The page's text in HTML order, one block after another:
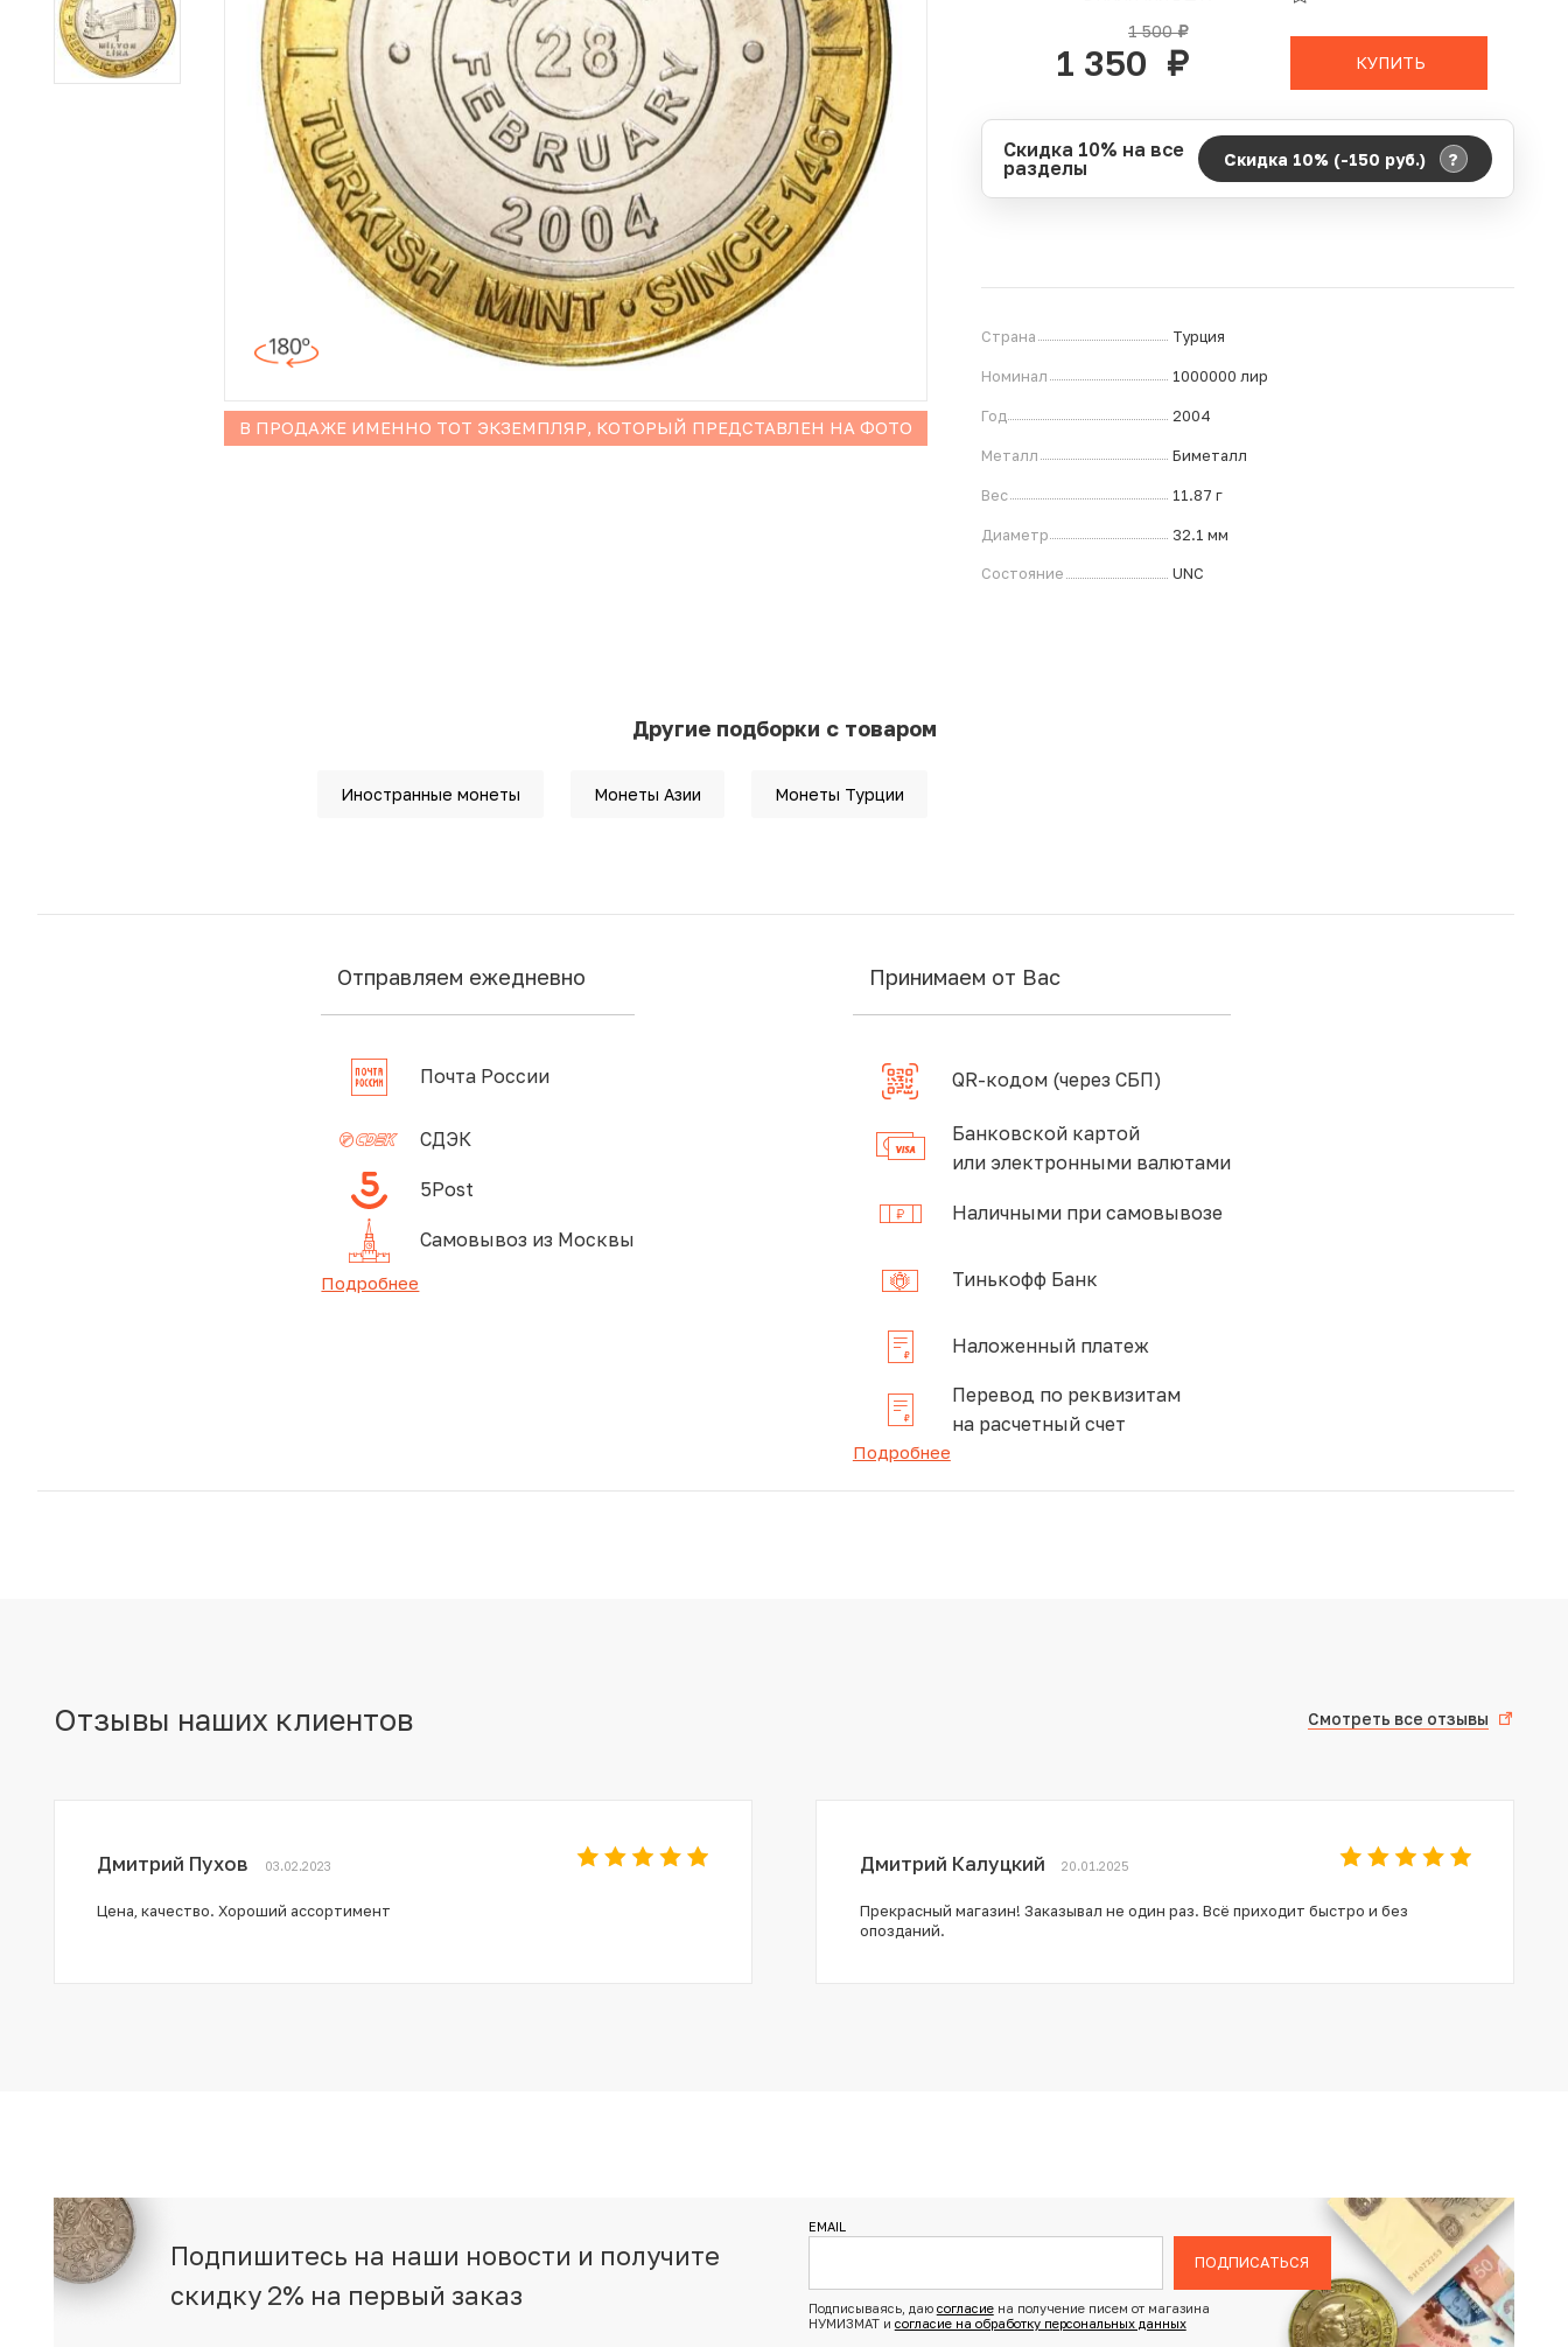
Иностранные монеты
Неофициальные выпуски монет (Unusual)
Античные и средневековые монеты
В ПРОДАЖЕ ИМЕННО ТОТ ЭКЗЕМПЛЯР, КОТОРЫЙ ПРЕДСТАВЛЕН НА ФОТО
1 500руб.
1 350 руб. КУПИТЬ
Скидка 10% на все
разделы
Скидка 10% (-150 руб.) ?
Страна Турция
Номинал 1000000 лир
Год 2004
Металл Биметалл
Вес 11.87 г
Диаметр 32.1 мм
Состояние UNC
Другие подборки с товаром
Иностранные монеты Монеты Азии Монеты Турции
Отправляем ежедневно
Почта России
СДЭК
5Post
Самовывоз из Москвы
Подробнее
Принимаем от Вас
QR-кодом (через СБП)
Банковской картой
или электронными валютами
Наличными при самовывозе
Тинькофф Банк
Наложенный платеж
Перевод по реквизитам
на расчетный счет
Подробнее
Отзывы наших клиентов Смотреть все отзывы
Дмитрий Пухов 03.02.2023
Цена, качество. Хороший ассортимент
Дмитрий Калуцкий 20.01.2025
Прекрасный магазин! Заказывал не один раз. Всё приходит быстро и без
опозданий.
Подпишитесь на наши новости и получите
скидку 2% на первый заказ
EMAIL
ПОДПИСАТЬСЯ
Подписываясь, даю согласиена получение писем от магазина
НУМИЗМАТ и согласие на обработку персональных данных